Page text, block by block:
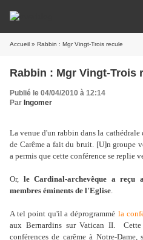
Accueil » Rabbin : Mgr Vingt-Trois recule
Rabbin : Mgr Vingt-Trois
Publié le 04/04/2010 à 12:14
Par Ingomer
La venue d'un rabbin dans la cathédrale
de Carême a fait du bruit. [U]n groupe
a permis que cette conférence se replie
Or, le Cardinal-archevêque a reçu
membres éminents de l'Eglise.
A tel point qu'il a déprogrammé la
aux Bernardins sur Vatican II. Cette
conférences de carême à Notre-Dame,